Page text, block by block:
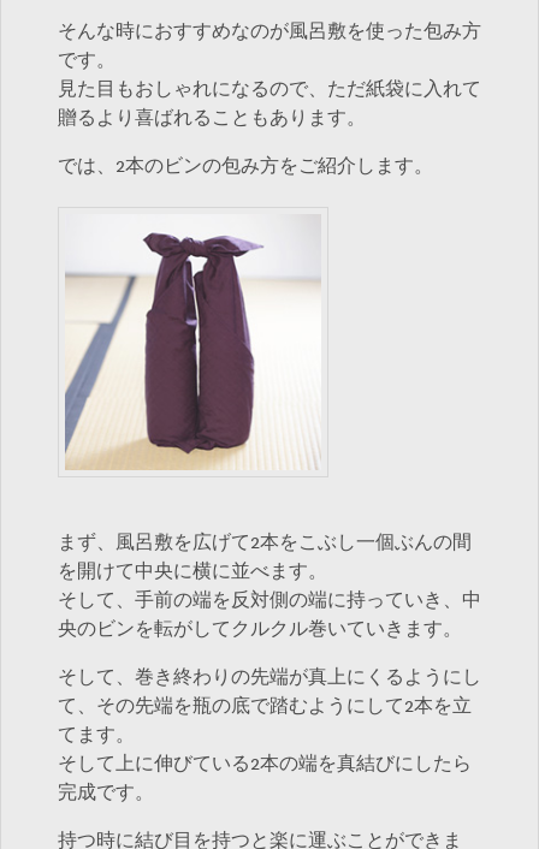
そんな時におすすめなのが風呂敷を使った包み方
です。
見た目もおしゃれになるので、ただ紙袋に入れて
贈るより喜ばれることもあります。
では、2本のビンの包み方をご紹介します。
まず、風呂敷を広げて2本をこぶし一個ぶんの間
を開けて中央に横に並べます。
そして、手前の端を反対側の端に持っていき、中
央のビンを転がしてクルクル巻いていきます。
そして、巻き終わりの先端が真上にくるようにし
て、その先端を瓶の底で踏むようにして2本を立
てます。
そして上に伸びている2本の端を真結びにしたら
完成です。
持つ時に結び目を持つと楽に運ぶことができま